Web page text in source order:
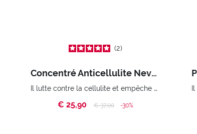
2
Concentré Anticellulite Never Again
Il lutte contre la cellulite et empêche sa réapparition. 93% d’ingrédients d’origine naturelle
€ 25,90
Price reduced from
€ 37,00to -30%